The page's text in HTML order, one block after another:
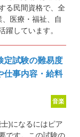
る民間資格で、全
医療・福祉、自
躍しています。
定試験の難易度
仕事内容・給料
音楽
)になるにはピア
です。この試験の